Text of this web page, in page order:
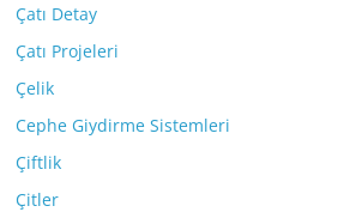
Çatı Detay
Çatı Projeleri
Çelik
Cephe Giydirme Sistemleri
Çiftlik
Çitler